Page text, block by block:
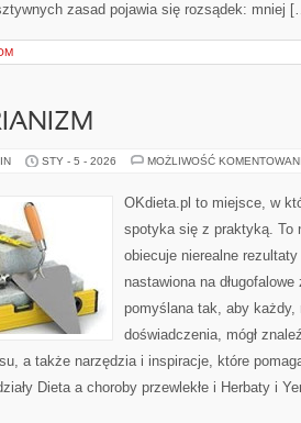
zasad pojawia się rozsądek: mniej
STY - 5 - 2026 MOŻLIWOŚĆ
OKdieta.pl to miejsce, w
spotyka się z praktyką. To
obiecuje nierealne
nastawiona na
pomyślana tak, aby każdy,
doświadczenia, mógł
a także narzędzia i inspiracje, które
Dieta a choroby przewlekłe i Herbaty i